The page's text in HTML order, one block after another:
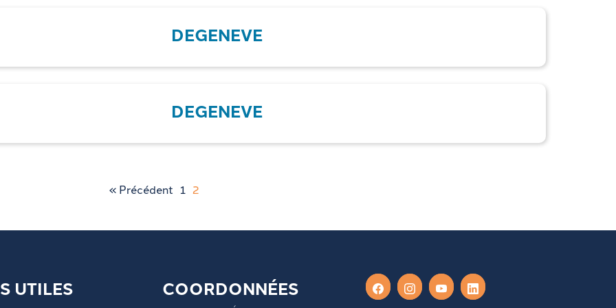
DEGENEVE
DEGENEVE
« Précédent 1 2
UTILES COORDONNÉES